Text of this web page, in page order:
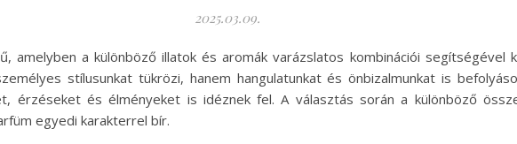
2025.03.09.
amelyben a különböző illatok és aromák varázslatos kombinációi segítségével
stílusunkat tükrözi, hanem hangulatunkat és önbizalmunkat is
érzéseket és élményeket is idéznek fel. A választás során a különböző
egyedi karakterrel bír.